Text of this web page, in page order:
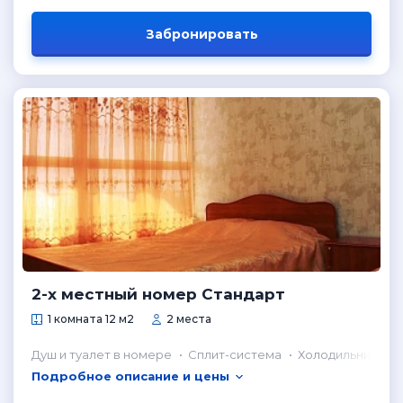
Забронировать
2-х местный номер Стандарт
1 комната 12 м2 2 места
Душ и туалет в номере Сплит-система
Холодильник в
Подробное описание и цены